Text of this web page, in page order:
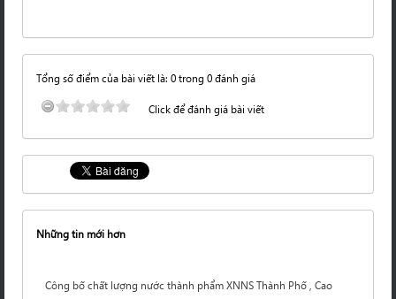
Tổng số điểm của bài viết là: 0 trong 0 đánh giá
Click để đánh giá bài viết
Những tin mới hơn
Công bố chất lượng nước thành phẩm XNNS Thành Phố , Cao